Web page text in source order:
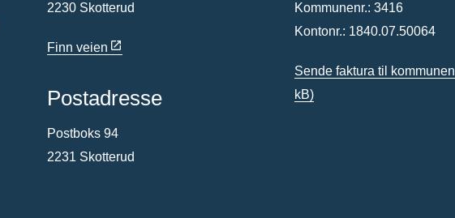
2230 Skotterud
Finn veien
Postadresse
Postboks 94
2231 Skotterud
Kommunenr.: 3416
Kontonr.: 1840.07.50064
Sende faktura til kommunen
kB)